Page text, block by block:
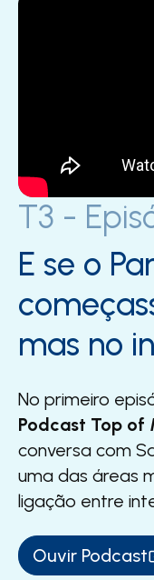
T3 -
E se o
mas no
No primeiro
Podcast Top of
conversa com
uma das áreas
ligação entre
Ouvir Podcast